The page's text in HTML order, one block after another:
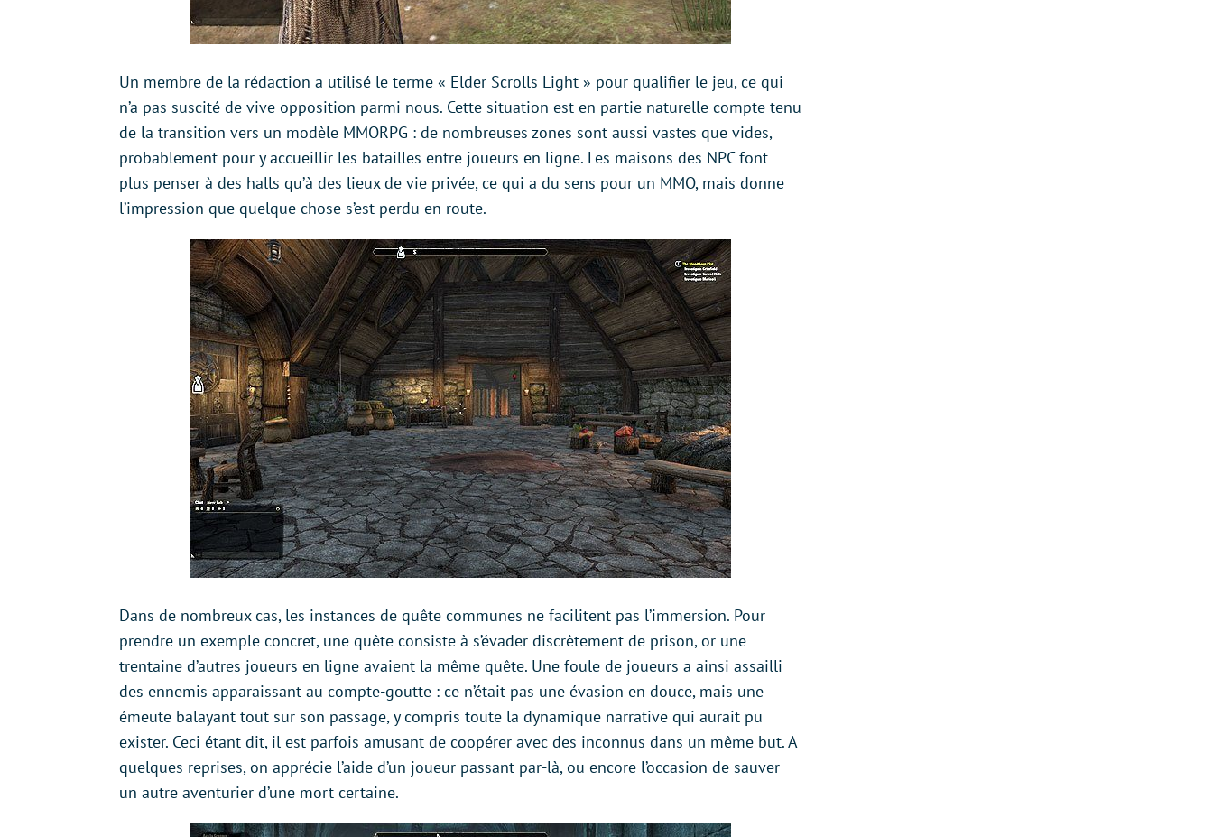
Un membre de la rédaction a utilisé le terme « Elder Scrolls Light » pour qualifier le jeu, ce qui
n’a pas suscité de vive opposition parmi nous. Cette situation est en partie naturelle compte tenu
de la transition vers un modèle MMORPG : de nombreuses zones sont aussi vastes que vides,
probablement pour y accueillir les batailles entre joueurs en ligne. Les maisons des NPC font
plus penser à des halls qu’à des lieux de vie privée, ce qui a du sens pour un MMO, mais donne
l’impression que quelque chose s’est perdu en route.
Dans de nombreux cas, les instances de quête communes ne facilitent pas l’immersion. Pour
prendre un exemple concret, une quête consiste à s’évader discrètement de prison, or une
trentaine d’autres joueurs en ligne avaient la même quête. Une foule de joueurs a ainsi assailli
des ennemis apparaissant au compte-goutte : ce n’était pas une évasion en douce, mais une
émeute balayant tout sur son passage, y compris toute la dynamique narrative qui aurait pu
exister. Ceci étant dit, il est parfois amusant de coopérer avec des inconnus dans un même but. A
quelques reprises, on apprécie l’aide d’un joueur passant par-là, ou encore l’occasion de sauver
un autre aventurier d’une mort certaine.